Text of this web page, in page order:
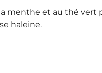
menthe et au thé
haleine.